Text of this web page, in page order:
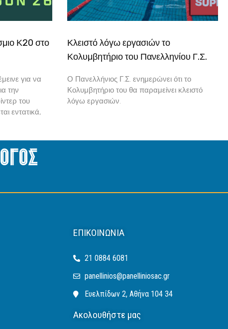
Κ20 στο
για να
την
του
εντατικά,
Κλειστό λόγω εργασιών το
Κολυμβητήριο του Πανελληνίου Γ.Σ.
Ο Πανελλήνιος Γ.Σ. ενημερώνει ότι το
Κολυμβητήριο του θα παραμείνει κλειστό
λόγω εργασιών.
ΕΠΙΚΟΙΝΩΝΊΑ
21 0884 6081
panellinios@panelliniosac.gr
Ευελπίδων 2, Αθήνα 104 34
Ακολουθήστε μας